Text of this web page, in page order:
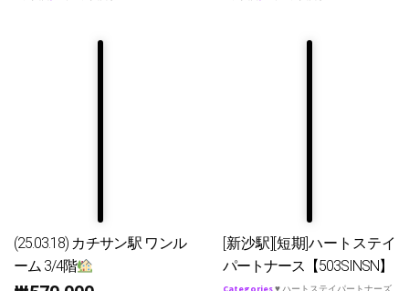
(25.03.18) カチサン駅 ワンル
ーム 3/4階
[新沙駅][短期]ハートステイ
パートナース【503SINSN】